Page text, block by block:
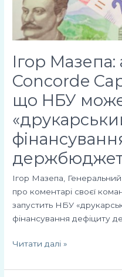
Ігор Мазепа:
Concorde
що НБУ
Ігор Мазепа,
про коментарі своєї
запустить НБУ
фінансування дефіциту
запустити
«друкарський
верстат»
фінансування
дефіциту
держбюджету
Читати далі »